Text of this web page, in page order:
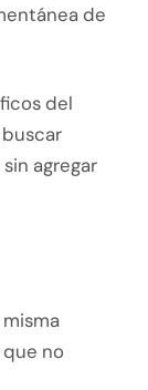
de
del
agregar
no